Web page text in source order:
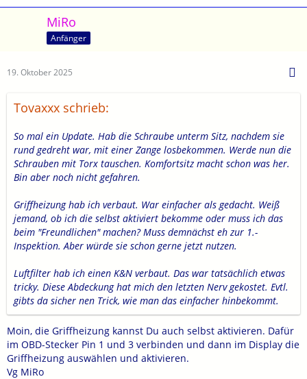
MiRo
Anfänger
19. Oktober 2025
Tovaxxx schrieb:
So mal ein Update. Hab die Schraube unterm Sitz, nachdem sie
rund gedreht war, mit einer Zange losbekommen. Werde nun die
Schrauben mit Torx tauschen. Komfortsitz macht schon was her.
Bin aber noch nicht gefahren.
Griffheizung hab ich verbaut. War einfacher als gedacht. Weiß
jemand, ob ich die selbst aktiviert bekomme oder muss ich das
beim "Freundlichen" machen? Muss demnächst eh zur 1.-
Inspektion. Aber würde sie schon gerne jetzt nutzen.
Luftfilter hab ich einen K&N verbaut. Das war tatsächlich etwas
tricky. Diese Abdeckung hat mich den letzten Nerv gekostet. Evtl.
gibts da sicher nen Trick, wie man das einfacher hinbekommt.
Moin, die Griffheizung kannst Du auch selbst aktivieren. Dafür
im OBD-Stecker Pin 1 und 3 verbinden und dann im Display die
Griffheizung auswählen und aktivieren.
Vg MiRo